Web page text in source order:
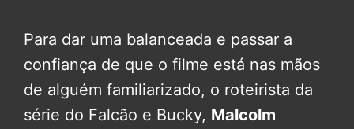
Para dar uma balanceada e passar a
confiança de que o filme está nas mãos
de alguém familiarizado, o roteirista da
série do Falcão e Bucky, Malcolm